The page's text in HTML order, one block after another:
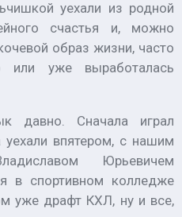
уехали из родной
счастья и, можно
образ жизни, часто
или уже выработалась
Сначала играл
впятером, с нашим
Юрьевичем
в спортивном колледже
уже драфт КХЛ, ну и все,